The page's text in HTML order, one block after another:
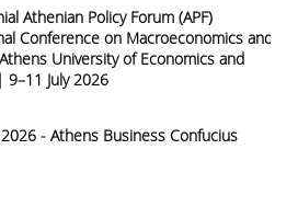
Athenian Policy Forum (APF)
Conference on Macroeconomics and
University of Economics and
July 2026
- Athens Business Confucius